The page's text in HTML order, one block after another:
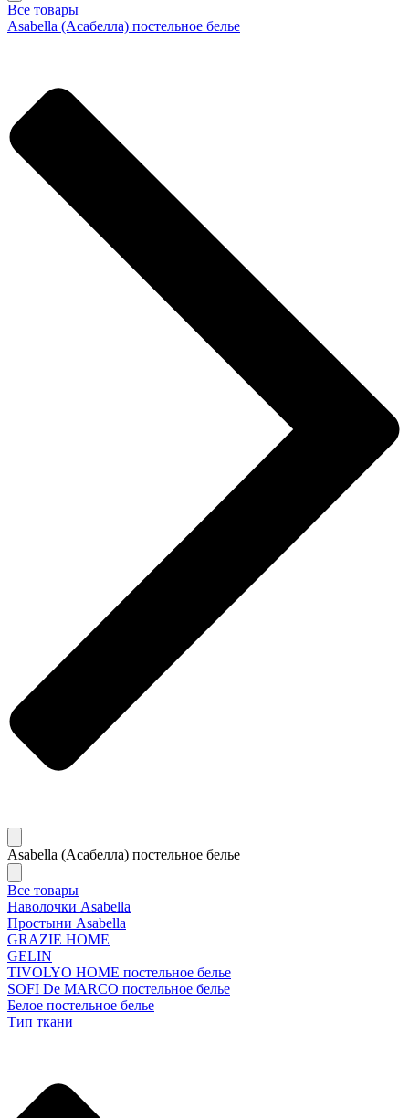
Все товары
Asabella (Асабелла) постельное белье
Asabella (Асабелла) постельное белье
Все товары
Наволочки Asabella
Простыни Asabella
GRAZIE HOME
GELIN
TIVOLYO HOME постельное белье
SOFI De MARCO постельное белье
Белое постельное белье
Тип ткани